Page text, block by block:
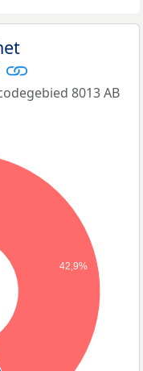
8013 AB
42,9%